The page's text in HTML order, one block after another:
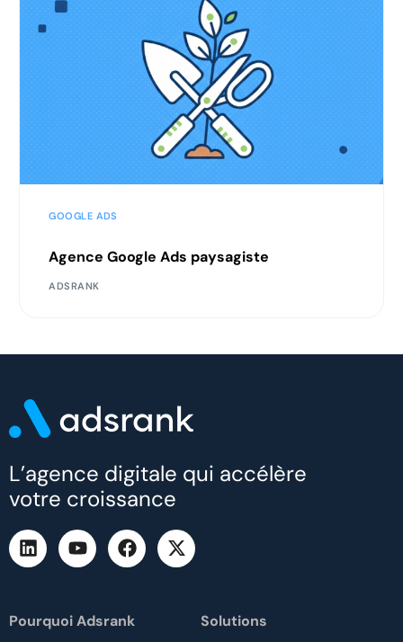
GOOGLE ADS
Agence Google Ads paysagiste
ADSRANK
L’agence digitale qui accélère
votre croissance
Pourquoi Adsrank Solutions